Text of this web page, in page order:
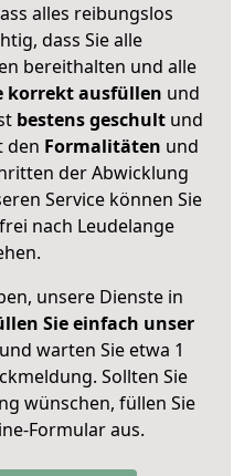
alles reibungslos
dass Sie alle
bereithalten und alle
korrekt ausfüllen und
bestens geschult und
den Formalitäten und
der Abwicklung
Service können Sie
nach Leudelange
unsere Dienste in
Sie einfach unser
warten Sie etwa 1
Sollten Sie
wünschen, füllen Sie
Formular aus.